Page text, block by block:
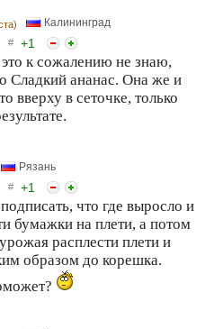
Калининград
# +1
к сожалению не знаю,
Сладкий ананас. Она же и
вверху в сеточке, только
Рязань
# +1
что где выросло и
бумажки на плети, а потом
расплести плети и
образом до корешка.